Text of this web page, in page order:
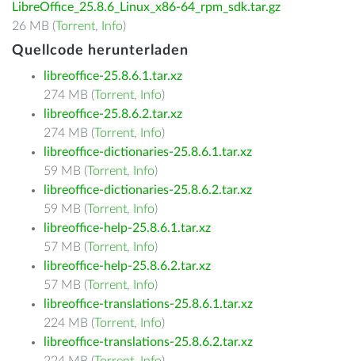
LibreOffice_25.8.6_Linux_x86-64_rpm_sdk.tar.gz
26 MB (Torrent, Info)
Quellcode herunterladen
libreoffice-25.8.6.1.tar.xz
274 MB (Torrent, Info)
libreoffice-25.8.6.2.tar.xz
274 MB (Torrent, Info)
libreoffice-dictionaries-25.8.6.1.tar.xz
59 MB (Torrent, Info)
libreoffice-dictionaries-25.8.6.2.tar.xz
59 MB (Torrent, Info)
libreoffice-help-25.8.6.1.tar.xz
57 MB (Torrent, Info)
libreoffice-help-25.8.6.2.tar.xz
57 MB (Torrent, Info)
libreoffice-translations-25.8.6.1.tar.xz
224 MB (Torrent, Info)
libreoffice-translations-25.8.6.2.tar.xz